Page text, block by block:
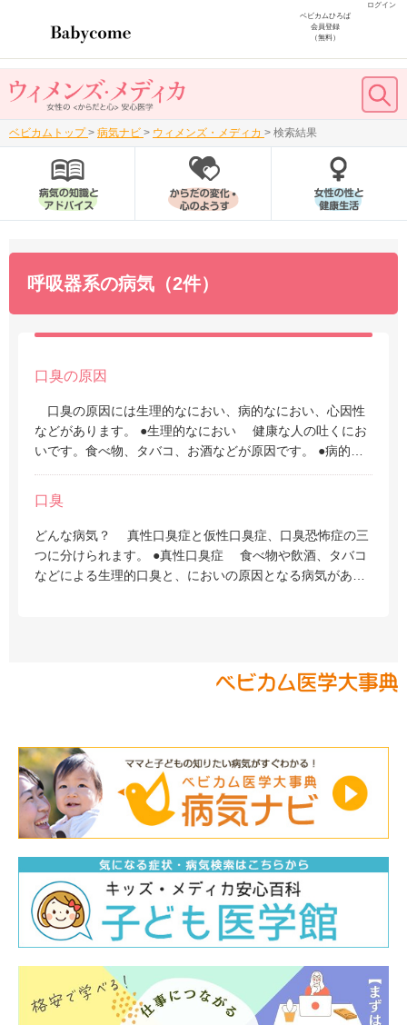
ログイン
ベビカムひろば
会員登録
（無料）
ベビカムトップ > 病気ナビ > ウィメンズ・メディカ > 検索結果
呼吸器系の病気（2件）
口臭の原因
口臭の原因には生理的なにおい、病的なにおい、心因性
などがあります。 ●生理的なにおい 健康な人の吐くにお
いです。食べ物、タバコ、お酒などが原因です。 ●病的…
口臭
どんな病気？ 真性口臭症と仮性口臭症、口臭恐怖症の三
つに分けられます。 ●真性口臭症 食べ物や飲酒、タバコ
などによる生理的口臭と、においの原因となる病気があ…